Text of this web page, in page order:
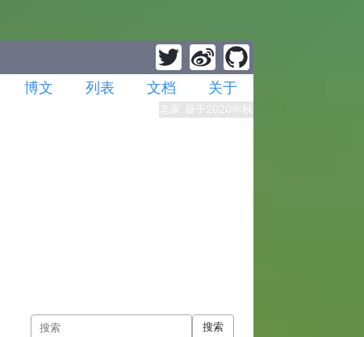
博文 列表 文档 关于
老家 摄于2020年秋
搜索